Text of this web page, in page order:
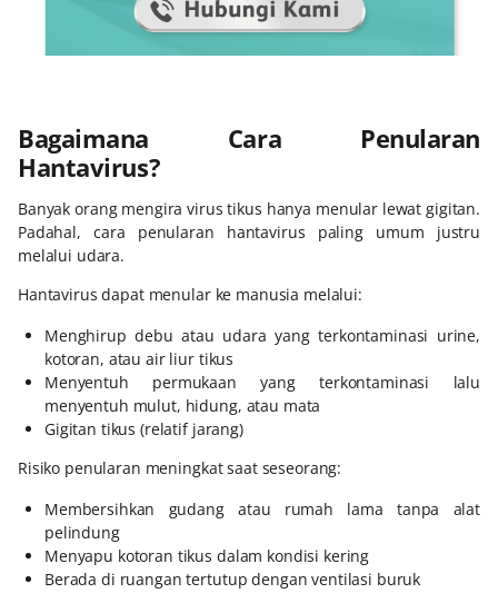
Bagaimana Cara Penularan
Hantavirus?
Banyak orang mengira virus tikus hanya menular lewat gigitan.
Padahal, cara penularan hantavirus paling umum justru
melalui udara.
Hantavirus dapat menular ke manusia melalui:
Menghirup debu atau udara yang terkontaminasi urine,
kotoran, atau air liur tikus
Menyentuh permukaan yang terkontaminasi lalu
menyentuh mulut, hidung, atau mata
Gigitan tikus (relatif jarang)
Risiko penularan meningkat saat seseorang:
Membersihkan gudang atau rumah lama tanpa alat
pelindung
Menyapu kotoran tikus dalam kondisi kering
Berada di ruangan tertutup dengan ventilasi buruk